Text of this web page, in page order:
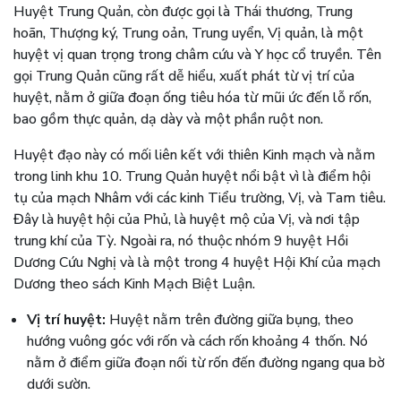
Huyệt Trung Quản, còn được gọi là Thái thương, Trung
hoãn, Thượng ký, Trung oản, Trung uyển, Vị quản, là một
huyệt vị quan trọng trong châm cứu và Y học cổ truyền. Tên
gọi Trung Quản cũng rất dễ hiểu, xuất phát từ vị trí của
huyệt, nằm ở giữa đoạn ống tiêu hóa từ mũi ức đến lỗ rốn,
bao gồm thực quản, dạ dày và một phần ruột non.
Huyệt đạo này có mối liên kết với thiên Kinh mạch và nằm
trong linh khu 10. Trung Quản huyệt nổi bật vì là điểm hội
tụ của mạch Nhâm với các kinh Tiểu trường, Vị, và Tam tiêu.
Đây là huyệt hội của Phủ, là huyệt mộ của Vị, và nơi tập
trung khí của Tỳ. Ngoài ra, nó thuộc nhóm 9 huyệt Hồi
Dương Cứu Nghị và là một trong 4 huyệt Hội Khí của mạch
Dương theo sách Kinh Mạch Biệt Luận.
Vị trí huyệt: Huyệt nằm trên đường giữa bụng, theo
hướng vuông góc với rốn và cách rốn khoảng 4 thốn. Nó
nằm ở điểm giữa đoạn nối từ rốn đến đường ngang qua bờ
dưới sườn.